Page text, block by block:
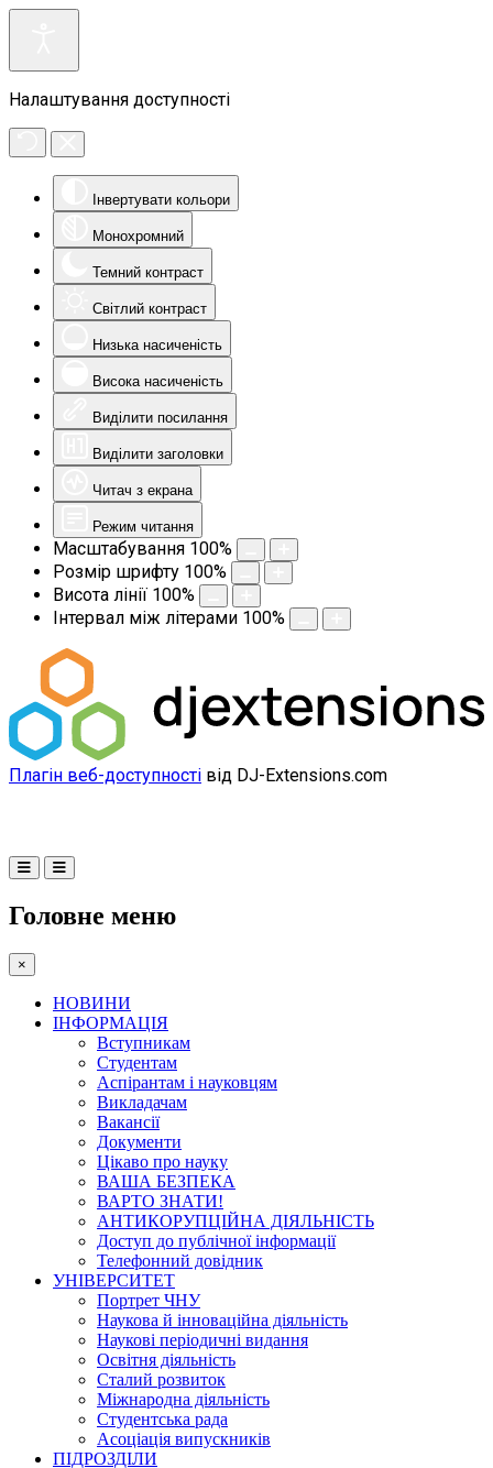
Налаштування доступності
Інвертувати кольори
Монохромний
Темний контраст
Світлий контраст
Низька насиченість
Висока насиченість
Виділити посилання
Виділити заголовки
Читач з екрана
Режим читання
Масштабування 100%
Розмір шрифту 100%
Висота лінії 100%
Інтервал між літерами 100%
Плагін веб-доступності від DJ-Extensions.com
Головне меню
×
НОВИНИ
ІНФОРМАЦІЯ
Вступникам
Студентам
Аспірантам і науковцям
Викладачам
Вакансії
Документи
Цікаво про науку
ВАША БЕЗПЕКА
ВАРТО ЗНАТИ!
АНТИКОРУПЦІЙНА ДІЯЛЬНІСТЬ
Доступ до публічної інформації
Телефонний довідник
УНІВЕРСИТЕТ
Портрет ЧНУ
Наукова й інноваційна діяльність
Наукові періодичні видання
Освітня діяльність
Сталий розвиток
Міжнародна діяльність
Студентська рада
Асоціація випускників
ПІДРОЗДІЛИ